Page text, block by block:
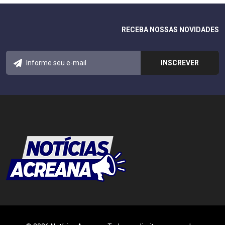
RECEBA NOSSAS NOVIDADES